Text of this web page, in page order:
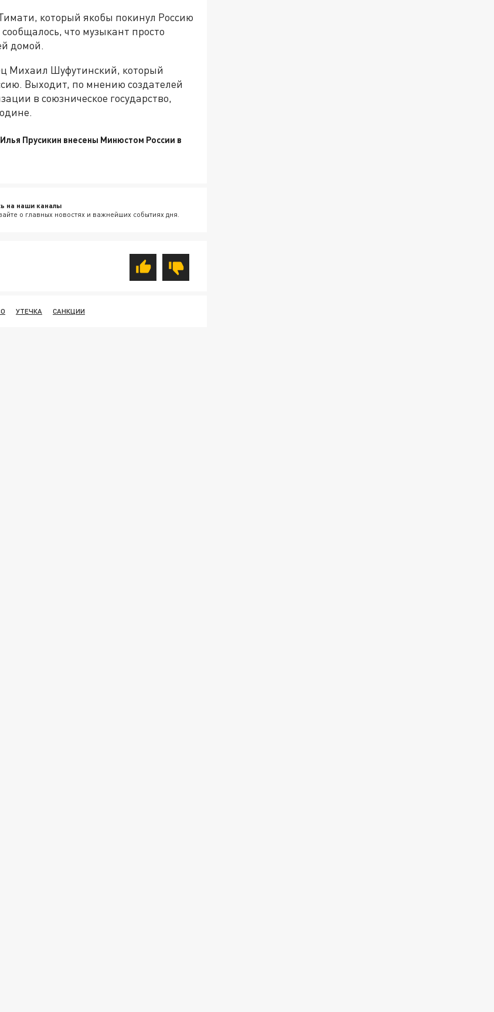
который якобы покинул Россию
что музыкант просто
домой.
Михаил Шуфутинский, который
Выходит, по мнению создателей
в союзническое государство,
Прусикин внесены Минюстом России в
на наши каналы
о главных новостях и важнейших событиях дня.
УТЕЧКА САНКЦИИ